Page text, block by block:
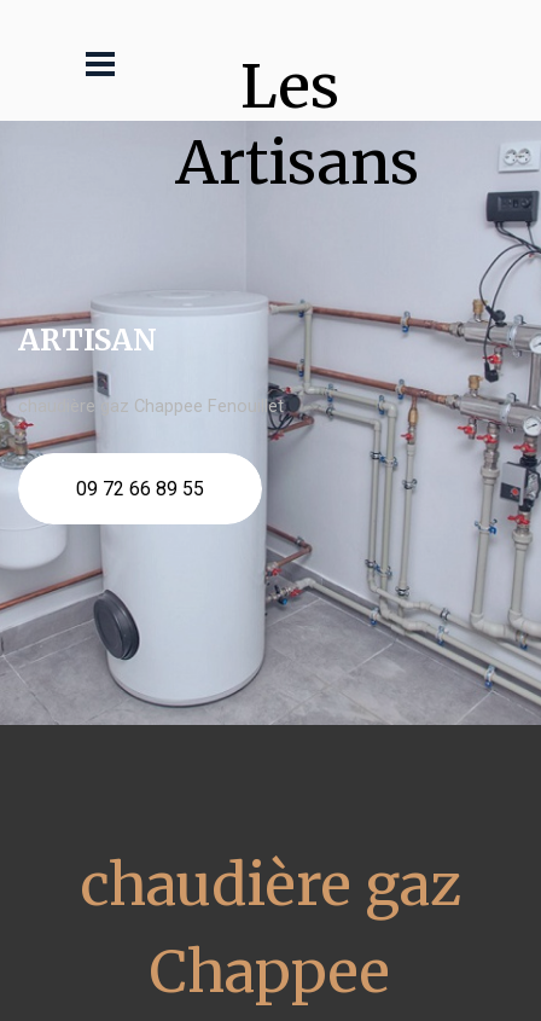
Les
Artisans
ARTISAN
chaudière gaz Chappee Fenouillet
09 72 66 89 55
chaudière gaz
Chappee